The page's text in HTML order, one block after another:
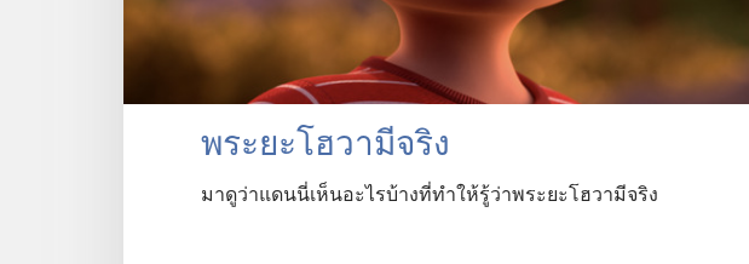
พระ​ยะโฮวา​มี​จริง
มา​ดู​ว่า​แดนนี่​เห็น​อะไร​บ้าง​ที่​ทำ​ให้​รู้​ว่า​พระ​ยะโฮวา​มี​จริง